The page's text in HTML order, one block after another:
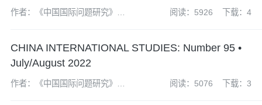
作者：《中国国际问题研究》编
阅读：5926 下载：4
CHINA INTERNATIONAL STUDIES: Number 95 •
July/August 2022
作者：《中国国际问题研究》编
阅读：5076 下载：3